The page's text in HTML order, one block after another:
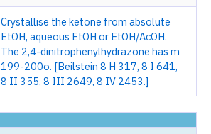
Crystallise the ketone from absolute
EtOH, aqueous EtOH or EtOH/AcOH.
The 2,4-dinitrophenylhydrazone has m
199-200o. [Beilstein 8 H 317, 8 I 641,
8 II 355, 8 III 2649, 8 IV 2453.]